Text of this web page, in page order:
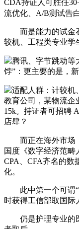
CDA持证人可胜任
流优化、A/B测试告
而是能力的试金石
较机、工程类专业学
腾讯、字节跳动等
饽”：更主要的是，
适配人群：计较机
教育公司，某物流企
15k。持证者可招聘
店肆？
而正在海外市场，
国度《数字经济范
CPA、CFA齐名的数
化。
此中第一个可谓
时获得工信部取国际
仍是护理专业的医